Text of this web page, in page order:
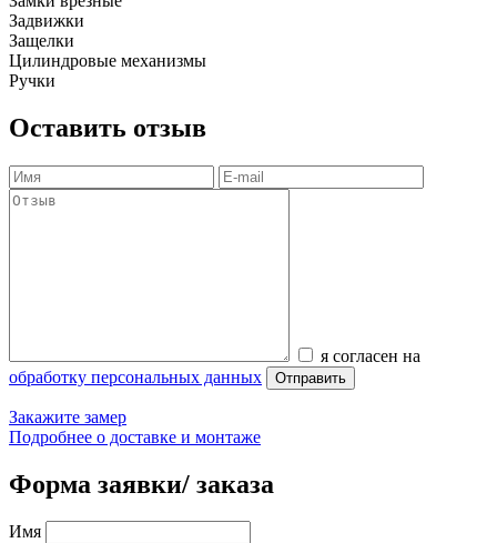
Задвижки
Защелки
Цилиндровые механизмы
Ручки
Оставить отзыв
я согласен на
обработку персональных данных
Отправить
Закажите замер
Подробнее о доставке и монтаже
Форма заявки/ заказа
Имя